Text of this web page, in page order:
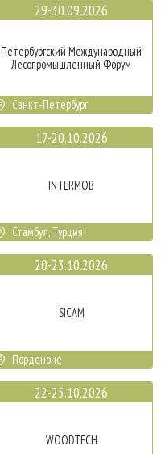
29-30.09.2026
Петербургский Международный
Лесопромышленный Форум
Санкт-Петербург
17-20.10.2026
INTERMOB
Стамбул, Турция
20-23.10.2026
SICAM
Порденоне
22-25.10.2026
WOODTECH